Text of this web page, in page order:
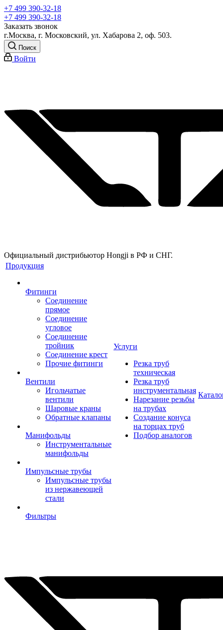
+7 499 390-32-18
+7 499 390-32-18
Заказать звонок
г.Москва, г. Московский, ул. Хабарова 2, оф. 503.
Поиск
Войти
Официальный дистрибьютор Hongji в РФ и СНГ.
Продукция
Фитинги
Соединение
прямое
Соединение
угловое
Соединение
тройник
Соединение крест
Прочие фитинги
Вентили
Игольчатые
вентили
Шаровые краны
Обратные клапаны
Манифольды
Инструментальные
манифольды
Импульсные трубы
Импульсные трубы
из нержавеющей
стали
Фильтры
Услуги
Резка труб
техническая
Резка труб
инструментальная
Нарезание резьбы
на трубах
Создание конуса
на торцах труб
Подбор аналогов